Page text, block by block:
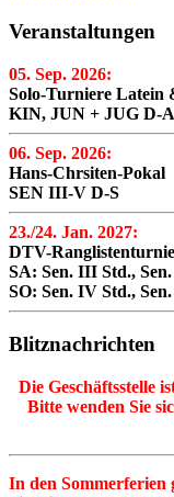
Veranstaltungen
05. Sep. 2026:
Solo-Turniere Latein
KIN, JUN + JUG D-A
06. Sep. 2026:
Hans-Chrsiten-Pokal
SEN III-V D-S
23./24. Jan. 2027:
DTV-
SA: Sen. III Std.,
SO: Sen. IV Std.,
Blitznachrichten
Die Geschäftsstelle
Bitte wenden Sie
In den